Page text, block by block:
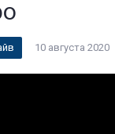
10 августа 2020